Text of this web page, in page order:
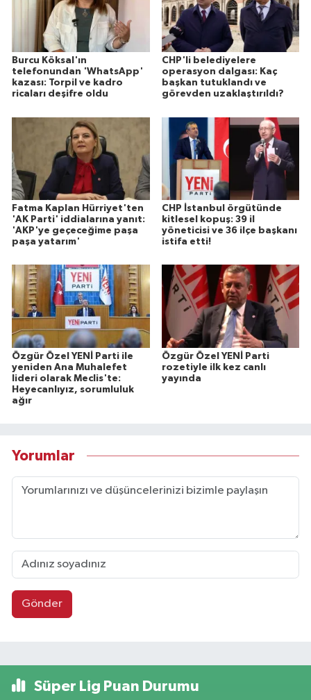
Burcu Köksal'ın
telefonundan 'WhatsApp'
kazası: Torpil ve kadro
ricaları deşifre oldu
CHP'li belediyelere
operasyon dalgası: Kaç
başkan tutuklandı ve
görevden uzaklaştırıldı?
Fatma Kaplan Hürriyet'ten
'AK Parti' iddialarına yanıt:
'AKP'ye geçeceğime paşa
paşa yatarım'
CHP İstanbul örgütünde
kitlesel kopuş: 39 il
yöneticisi ve 36 ilçe başkanı
istifa etti!
Özgür Özel YENİ Parti ile
yeniden Ana Muhalefet
lideri olarak Meclis'te:
Heyecanlıyız, sorumluluk
ağır
Özgür Özel YENİ Parti
rozetiyle ilk kez canlı
yayında
Yorumlar
Gönder
Süper Lig Puan Durumu